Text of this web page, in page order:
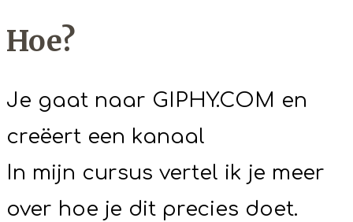
Hoe?
Je gaat naar GIPHY.COM en
creëert een kanaal
In mijn cursus vertel ik je meer
over hoe je dit precies doet.